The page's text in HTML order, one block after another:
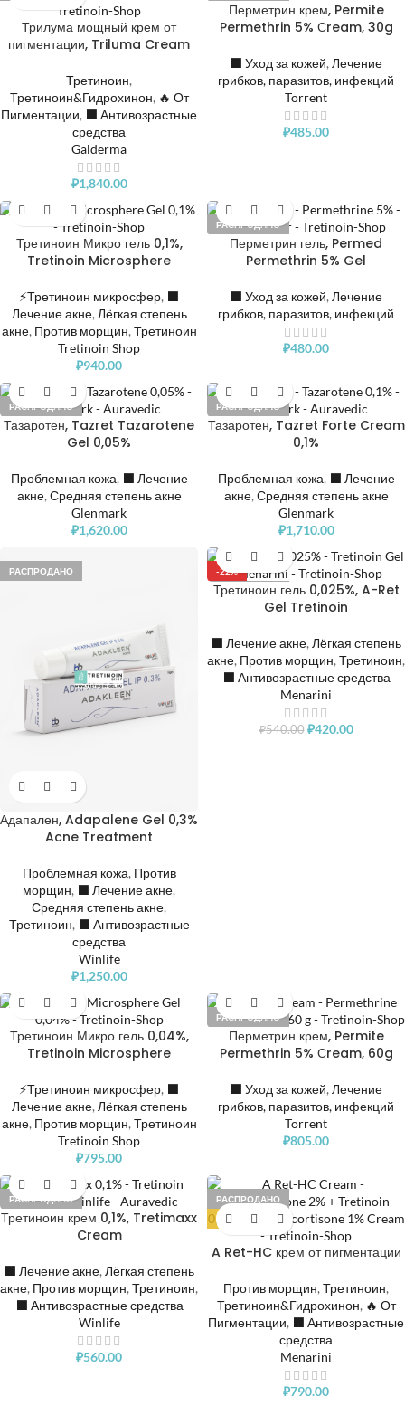
Трилума мощный крем от
пигментации, Triluma Cream
Третиноин,
Третиноин&Гидрохинон, 🔥 От
Пигментации, ⬛️ Антивозрастные
средства
Galderma
₽1,840.00
Перметрин крем, Permite
Permethrin 5% Сream, 30g
⬛️ Уход за кожей, Лечение
грибков, паразитов, инфекций
Torrent
₽485.00
Третиноин Микро гель 0,1%,
Tretinoin Microsphere
⚡Третиноин микросфер, ⬛️
Лечение акне, Лёгкая степень
акне, Против морщин, Третиноин
Tretinoin Shop
₽940.00
РАСПРОДАНО
Перметрин гель, Permed
Permethrin 5% Gel
⬛️ Уход за кожей, Лечение
грибков, паразитов, инфекций
₽480.00
РАСПРОДАНО
Тазаротен, Tazret Tazarotene
Gel 0,05%
Проблемная кожа, ⬛️ Лечение
акне, Средняя степень акне
Glenmark
₽1,620.00
РАСПРОДАНО
Тазаротен, Tazret Forte Cream
0,1%
Проблемная кожа, ⬛️ Лечение
акне, Средняя степень акне
Glenmark
₽1,710.00
РАСПРОДАНО
Адапален, Adapalene Gel 0,3%
Acne Treatment
Проблемная кожа, Против
морщин, ⬛️ Лечение акне,
Средняя степень акне,
Третиноин, ⬛️ Антивозрастные
средства
Winlife
₽1,250.00
-22%
РАСПРОДАНО
Третиноин гель 0,025%, A-Ret
Gel Tretinoin
⬛️ Лечение акне, Лёгкая степень
акне, Против морщин, Третиноин,
⬛️ Антивозрастные средства
Menarini
₽540.00 ₽420.00
Третиноин Микро гель 0,04%,
Tretinoin Microsphere
⚡Третиноин микросфер, ⬛️
Лечение акне, Лёгкая степень
акне, Против морщин, Третиноин
Tretinoin Shop
₽795.00
РАСПРОДАНО
Перметрин крем, Permite
Permethrin 5% Сream, 60g
⬛️ Уход за кожей, Лечение
грибков, паразитов, инфекций
Torrent
₽805.00
РАСПРОДАНО
Третиноин крем 0,1%, Tretimaxx
Cream
⬛️ Лечение акне, Лёгкая степень
акне, Против морщин, Третиноин,
⬛️ Антивозрастные средства
Winlife
₽560.00
РАСПРОДАНО
ХИТ
A Ret-HC крем от пигментации
Против морщин, Третиноин,
Третиноин&Гидрохинон, 🔥 От
Пигментации, ⬛️ Антивозрастные
средства
Menarini
₽790.00